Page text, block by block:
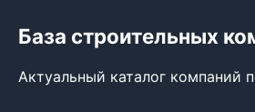
База строительных
Актуальный каталог компаний